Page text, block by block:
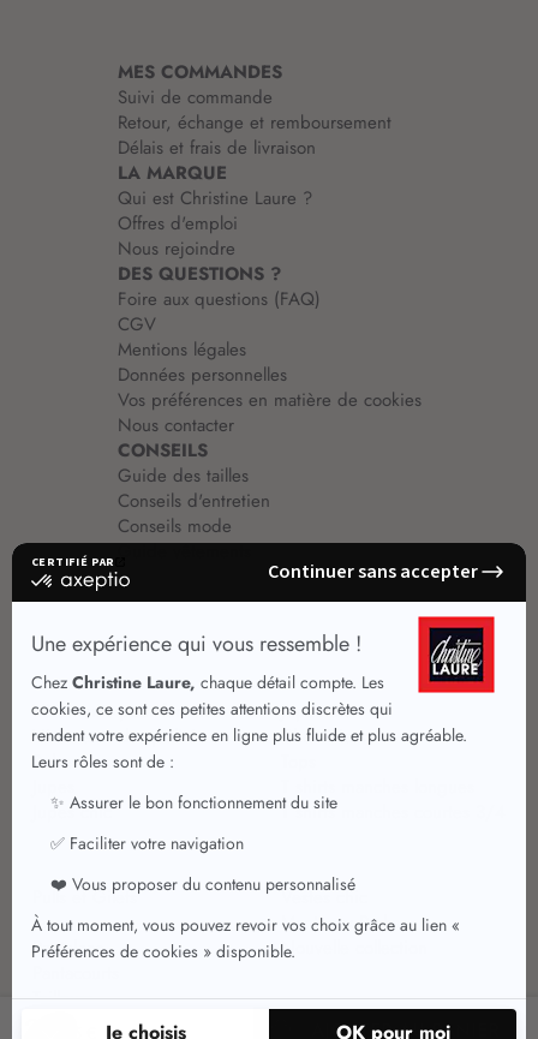
AJOUTER AU PANIER
MES COMMANDES
Suivi de commande
Retour, échange et remboursement
Délais et frais de livraison
LA MARQUE
Qui est Christine Laure ?
Offres d'emploi
Nous rejoindre
DES QUESTIONS ?
Foire aux questions (FAQ)
CGV
Mentions légales
Données personnelles
Vos préférences en matière de cookies
Nous contacter
CONSEILS
Guide des tailles
Conseils d'entretien
Conseils mode
Guide vêtements
Vêtements pour femmes
Vêtements de qualité
Robes
Jupes chic
Jupes été
Chemisiers
T shirts manches courtes 3/4
Pulls et Gilets
Jeans
Pantalons
Tailleurs
Vestes chic
Manteaux Parkas
Nouvelle collection